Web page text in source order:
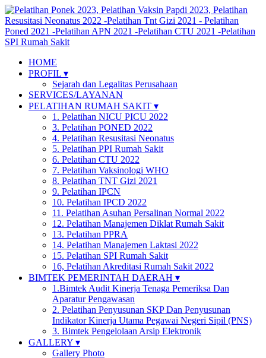
HOME
PROFIL ▾
Sejarah dan Legalitas Perusahaan
SERVICES/LAYANAN
PELATIHAN RUMAH SAKIT ▾
1. Pelatihan NICU PICU 2022
3. Pelatihan PONED 2022
4. Pelatihan Resusitasi Neonatus
5. Pelatihan PPI Rumah Sakit
6. Pelatihan CTU 2022
7. Pelatihan Vaksinologi WHO
8. Pelatihan TNT Gizi 2021
9. Pelatihan IPCN
10. Pelatihan IPCD 2022
11. Pelatihan Asuhan Persalinan Normal 2022
12. Pelatihan Manajemen Diklat Rumah Sakit
13. Pelatihan PPRA
14. Pelatihan Manajemen Laktasi 2022
15. Pelatihan SPI Rumah Sakit
16, Pelatihan Akreditasi Rumah Sakit 2022
BIMTEK PEMERINTAH DAERAH ▾
1.Bimtek Audit Kinerja Tenaga Pemeriksa Dan
Aparatur Pengawasan
2. Pelatihan Penyusunan SKP Dan Penyusunan
Indikator Kinerja Utama Pegawai Negeri Sipil (PNS)
3. Bimtek Pengelolaan Arsip Elektronik
GALLERY ▾
Gallery Photo